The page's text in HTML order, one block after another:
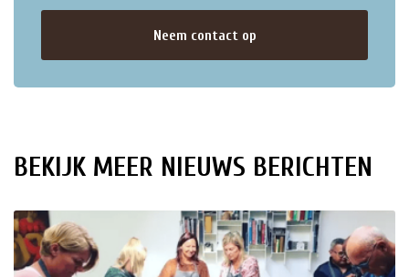
Neem contact op
BEKIJK MEER NIEUWS BERICHTEN